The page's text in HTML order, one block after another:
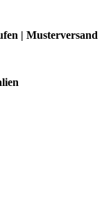
| Musterversand